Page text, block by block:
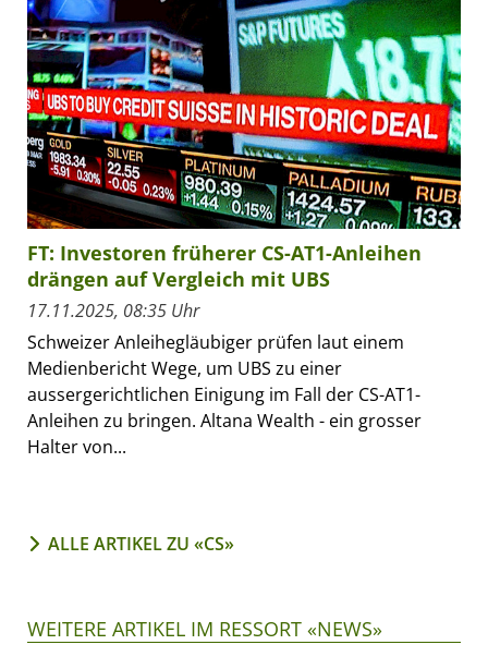
FT: Investoren früherer CS-AT1-Anleihen
drängen auf Vergleich mit UBS
17.11.2025, 08:35 Uhr
Schweizer Anleihegläubiger prüfen laut einem
Medienbericht Wege, um UBS zu einer
aussergerichtlichen Einigung im Fall der CS-AT1-
Anleihen zu bringen. Altana Wealth - ein grosser
Halter von...
ALLE ARTIKEL ZU «CS»
WEITERE ARTIKEL IM RESSORT «NEWS»